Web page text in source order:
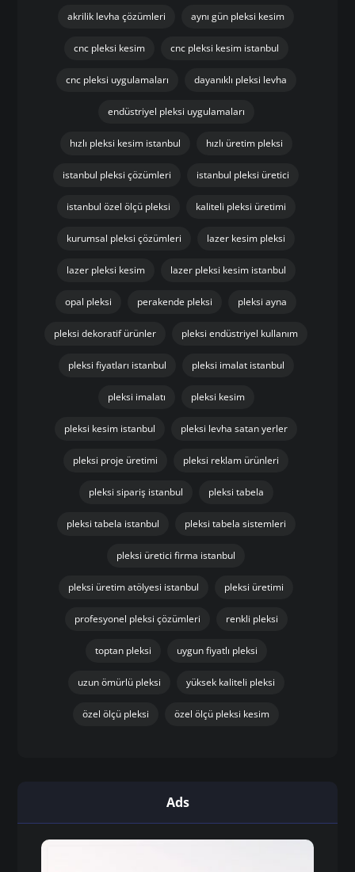
akrilik levha çözümleri aynı gün pleksi kesim
cnc pleksi kesim cnc pleksi kesim istanbul
cnc pleksi uygulamaları dayanıklı pleksi levha
endüstriyel pleksi uygulamaları
hızlı pleksi kesim istanbul hızlı üretim pleksi
istanbul pleksi çözümleri istanbul pleksi üretici
istanbul özel ölçü pleksi kaliteli pleksi üretimi
kurumsal pleksi çözümleri lazer kesim pleksi
lazer pleksi kesim lazer pleksi kesim istanbul
opal pleksi perakende pleksi pleksi ayna
pleksi dekoratif ürünler pleksi endüstriyel kullanım
pleksi fiyatları istanbul pleksi imalat istanbul
pleksi imalatı pleksi kesim
pleksi kesim istanbul pleksi levha satan yerler
pleksi proje üretimi pleksi reklam ürünleri
pleksi sipariş istanbul pleksi tabela
pleksi tabela istanbul pleksi tabela sistemleri
pleksi üretici firma istanbul
pleksi üretim atölyesi istanbul pleksi üretimi
profesyonel pleksi çözümleri renkli pleksi
toptan pleksi uygun fiyatlı pleksi
uzun ömürlü pleksi yüksek kaliteli pleksi
özel ölçü pleksi özel ölçü pleksi kesim
Ads